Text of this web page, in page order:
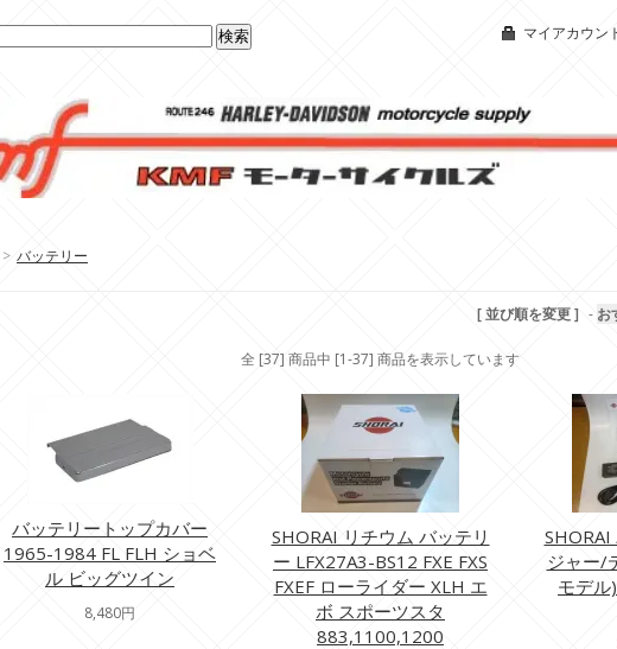
マイアカウン
> バッテリー
[ 並び順を変更 ] - お
全 [37] 商品中 [1-37] 商品を表示しています
バッテリートップカバー
1965-1984 FL FLH ショベ
ル ビッグツイン
8,480円
SHORAI リチウム バッテリ
ー LFX27A3-BS12 FXE FXS
FXEF ローライダー XLH エ
ボ スポーツスタ
883,1100,1200
ジャー/
モデル